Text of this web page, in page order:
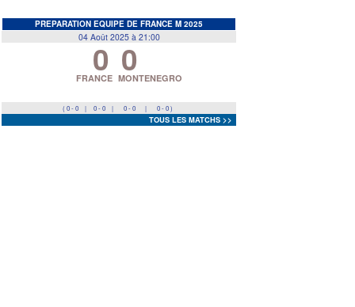
PREPARATION EQUIPE DE FRANCE M 2025
04 Août 2025 à 21:00
0
FRANCE 0
MONTENEGRO
( 0 - 0 | 0 - 0 | 0 - 0 | 0 - 0 )
TOUS LES MATCHS >>